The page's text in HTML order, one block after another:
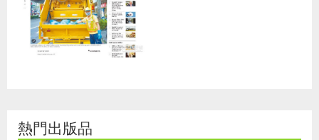
熱門出版品